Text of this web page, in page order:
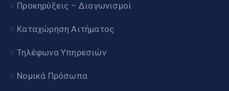
Προκηρύξεις – Διαγωνισμοί
Καταχώρηση Αιτήματος
Τηλέφωνα Υπηρεσιών
Νομικά Πρόσωπα